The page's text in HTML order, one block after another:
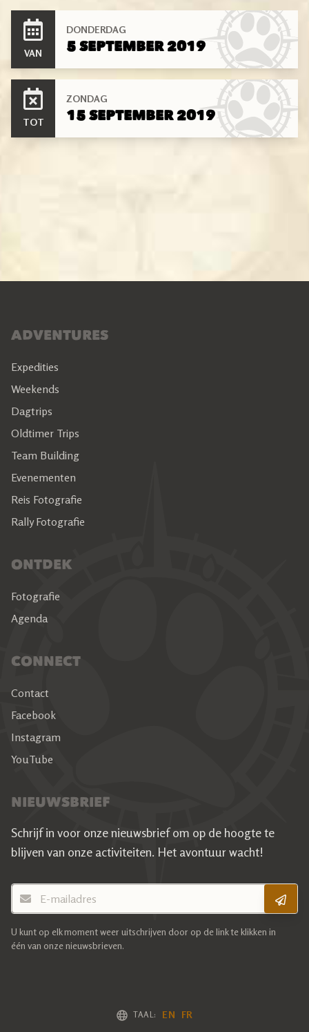
VAN
DONDERDAG
5 SEPTEMBER 2019
TOT
ZONDAG
15 SEPTEMBER 2019
ADVENTURES
Expedities
Weekends
Dagtrips
Oldtimer Trips
Team Building
Evenementen
Reis Fotografie
Rally Fotografie
ONTDEK
Fotografie
Agenda
CONNECT
Contact
Facebook
Instagram
YouTube
NIEUWSBRIEF
Schrijf in voor onze nieuwsbrief om op de hoogte te
blijven van onze activiteiten. Het avontuur wacht!
E-mailadres
U kunt op elk moment weer uitschrijven door op de link te klikken in
één van onze nieuwsbrieven.
TAAL: EN FR